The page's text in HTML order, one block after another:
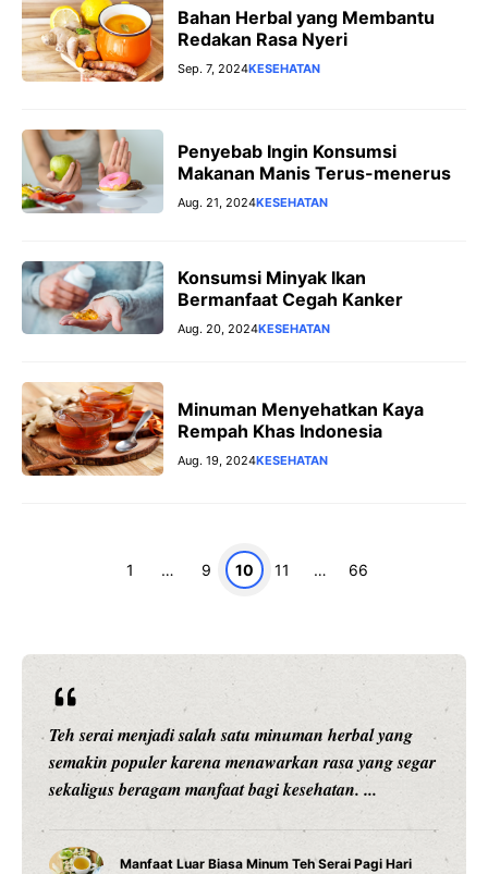
Bahan Herbal yang Membantu
Redakan Rasa Nyeri
Sep. 7, 2024KESEHATAN
Penyebab Ingin Konsumsi
Makanan Manis Terus-menerus
Aug. 21, 2024KESEHATAN
Konsumsi Minyak Ikan
Bermanfaat Cegah Kanker
Aug. 20, 2024KESEHATAN
Minuman Menyehatkan Kaya
Rempah Khas Indonesia
Aug. 19, 2024KESEHATAN
Page
1 … Page
9 Page
10 Page
11 … Page
66
Setiap anak adalah individu yang unik. Mereka
memiliki minat, kemampuan, karakter, kecepatan
belajar, dan cara memahami sesuatu yang berbeda-
beda. Karena ...